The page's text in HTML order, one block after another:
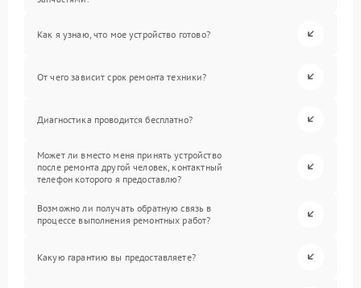
Как я узнаю, что мое устройство готово?
От чего зависит срок ремонта техники?
Диагностика проводится бесплатно?
Может ли вместо меня принять устройство
после ремонта другой человек, контактный
телефон которого я предоставлю?
Возможно ли получать обратную связь в
процессе выполнения ремонтных работ?
Какую гарантию вы предоставляете?